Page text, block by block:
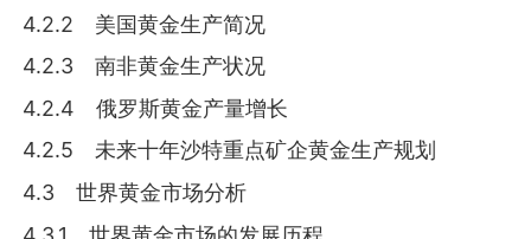
4.2.2 美国黄金生产简况
4.2.3 南非黄金生产状况
4.2.4 俄罗斯黄金产量增长
4.2.5 未来十年沙特重点矿企黄金生产规划
4.3 世界黄金市场分析